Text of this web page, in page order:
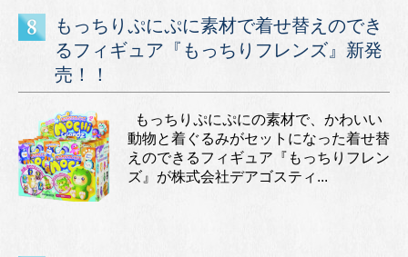
もっちりぷにぷに素材で着せ替えのでき
るフィギュア『もっちりフレンズ』新発
売！！
もっちりぷにぷにの素材で、かわいい
動物と着ぐるみがセットになった着せ替
えのできるフィギュア『もっちりフレン
ズ』が株式会社デアゴスティ...